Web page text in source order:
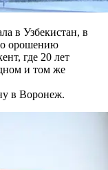
в Узбекистан, в
орошению
где 20 лет
и том же
в Воронеж.